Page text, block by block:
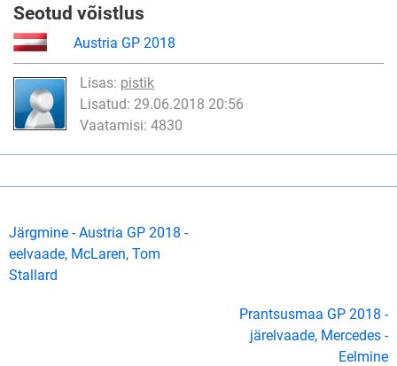
Seotud võistlus
Austria GP 2018
Lisas: pistik
Lisatud: 29.06.2018 20:56
Vaatamisi: 4830
Järgmine - Austria GP 2018 -
eelvaade, McLaren, Tom
Stallard
Prantsusmaa GP 2018 -
järelvaade, Mercedes -
Eelmine